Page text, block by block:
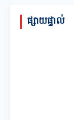
ផ្សាយផ្ទាល់